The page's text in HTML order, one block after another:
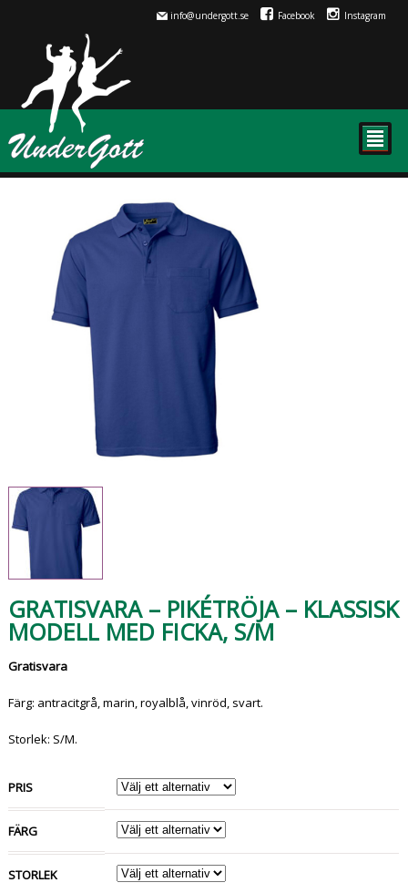
info@undergott.se Facebook Instagram
²
GRATISVARA – PIKÉTRÖJA – KLASSISK
MODELL MED FICKA, S/M
Gratisvara
Färg: antracitgrå, marin, royalblå, vinröd, svart.
Storlek: S/M.
PRIS
FÄRG
STORLEK